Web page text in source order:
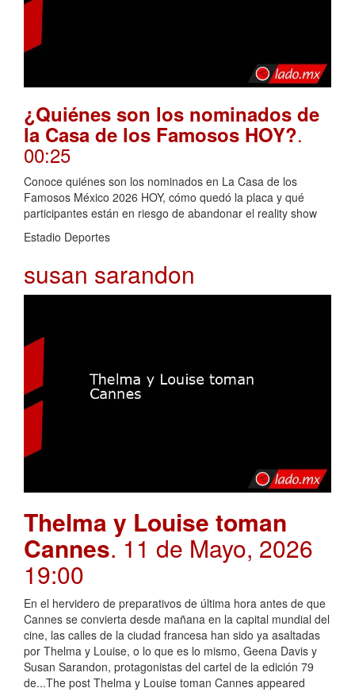
¿Quiénes son los nominados de
la Casa de los Famosos HOY?.
00:25
Conoce quiénes son los nominados en La Casa de los
Famosos México 2026 HOY, cómo quedó la placa y qué
participantes están en riesgo de abandonar el reality show
Estadio Deportes
susan sarandon
Thelma y Louise toman
Cannes. 11 de Mayo, 2026
19:00
En el hervidero de preparativos de última hora antes de que
Cannes se convierta desde mañana en la capital mundial del
cine, las calles de la ciudad francesa han sido ya asaltadas
por Thelma y Louise, o lo que es lo mismo, Geena Davis y
Susan Sarandon, protagonistas del cartel de la edición 79
de...The post Thelma y Louise toman Cannes appeared